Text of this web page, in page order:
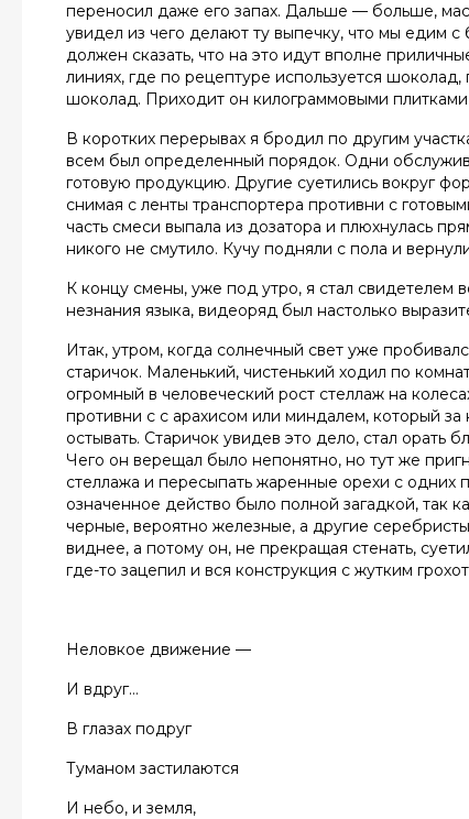
переносил даже его запах. Дальше — больше,
увидел из чего делают ту выпечку, что мы едим
должен сказать, что на это идут вполне
линиях, где по рецептуре используется
шоколад. Приходит он килограммовыми
В коротких перерывах я бродил по другим
всем был определенный порядок. Одни
готовую продукцию. Другие суетились вокруг
снимая с ленты транспортера противни с
часть смеси выпала из дозатора и плюхнулась
никого не смутило. Кучу подняли с пола и
К концу смены, уже под утро, я стал свидетелем
незнания языка, видеоряд был настолько
Итак, утром, когда солнечный свет уже
старичок. Маленький, чистенький ходил по
огромный в человеческий рост стеллаж на
противни с с арахисом или миндалем, который
остывать. Старичок увидев это дело, стал орать
Чего он верещал было непонятно, но тут же
стеллажа и пересыпать жаренные орехи с одних
означенное действо было полной загадкой, так
черные, вероятно железные, а другие
виднее, а потому он, не прекращая стенать,
где-то зацепил и вся конструкция с жутким
Неловкое движение —
И вдруг…
В глазах подруг
Туманом застилаются
И небо, и земля,